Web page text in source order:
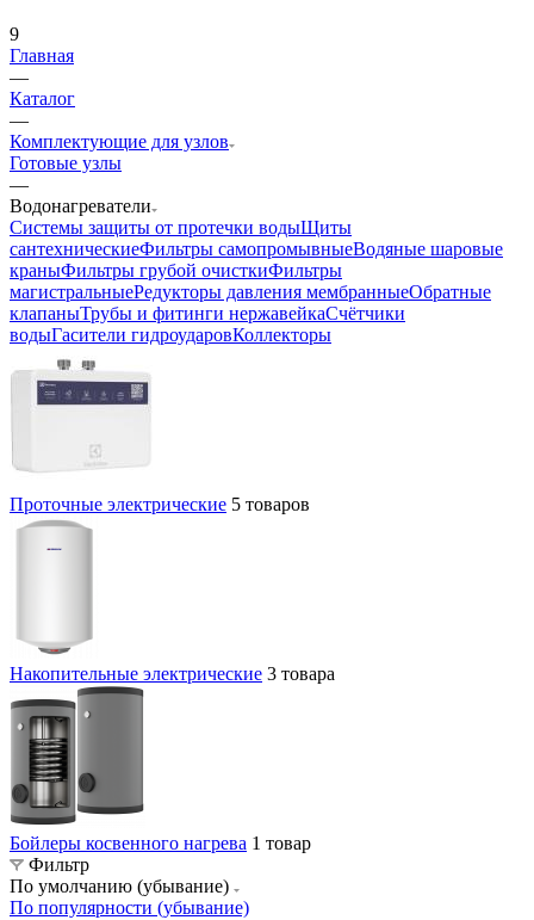
9
Главная
—
Каталог
—
Комплектующие для узлов
Готовые узлы
—
Водонагреватели
Системы защиты от протечки водыЩиты
сантехническиеФильтры самопромывныеВодяные шаровые
краныФильтры грубой очисткиФильтры
магистральныеРедукторы давления мембранныеОбратные
клапаныТрубы и фитинги нержавейкаСчётчики
водыГасители гидроударовКоллекторы
Проточные электрические 5 товаров
Накопительные электрические 3 товара
Бойлеры косвенного нагрева 1 товар
Фильтр
По умолчанию (убывание)
По популярности (убывание)